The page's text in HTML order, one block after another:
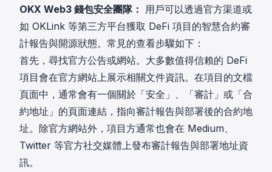
OKX Web3 錢包安全團隊：
用戶可以透過官方渠道或
如 OKLink 等第三方平台獲取 DeFi 項目的智慧合約審
計報告與開源狀態。常見的查看步驟如下：
首先，尋找官方公告或網站。大多數值得信賴的 DeFi
項目會在官方網站上展示相關文件資訊。在項目的文檔
頁面中，通常會有一個關於「安全」、「審計」或「合
約地址」的頁面連結，指向審計報告與部署後的合約地
址。除官方網站外，項目方通常也會在 Medium、
Twitter 等官方社交媒體上發布審計報告與部署地址資
訊。